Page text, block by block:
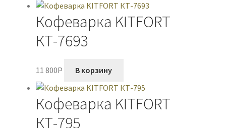
Кофеварка KITFORT
КТ-7693
11 800P В корзину
Кофеварка KITFORT
КТ-795